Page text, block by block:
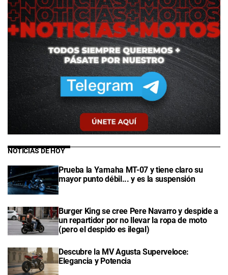
NOTICIAS DE HOY
Prueba la Yamaha MT-07 y tiene claro su
mayor punto débil... y es la suspensión
Burger King se cree Pere Navarro y despide a
un repartidor por no llevar la ropa de moto
(pero el despido es ilegal)
Descubre la MV Agusta Superveloce:
Elegancia y Potencia